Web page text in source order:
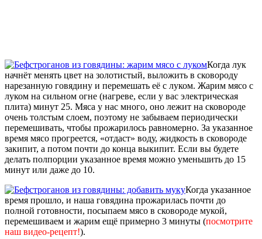
Когда лук
начнёт менять цвет на золотистый, выложить в сковороду
нарезанную говядину и перемешать её с луком. Жарим мясо с
луком на сильном огне (нагреве, если у вас электрическая
плита) минут 25. Мяса у нас много, оно лежит на сковороде
очень толстым слоем, поэтому не забываем периодически
перемешивать, чтобы прожарилось равномерно. За указанное
время мясо прогреется, «отдаст» воду, жидкость в сковороде
закипит, а потом почти до конца выкипит. Если вы будете
делать полпорции указанное время можно уменьшить до 15
минут или даже до 10.
Когда указанное
время прошло, и наша говядина прожарилась почти до
полной готовности, посыпаем мясо в сковороде мукой,
перемешиваем и жарим ещё примерно 3 минуты (посмотрите
наш видео-рецепт!).